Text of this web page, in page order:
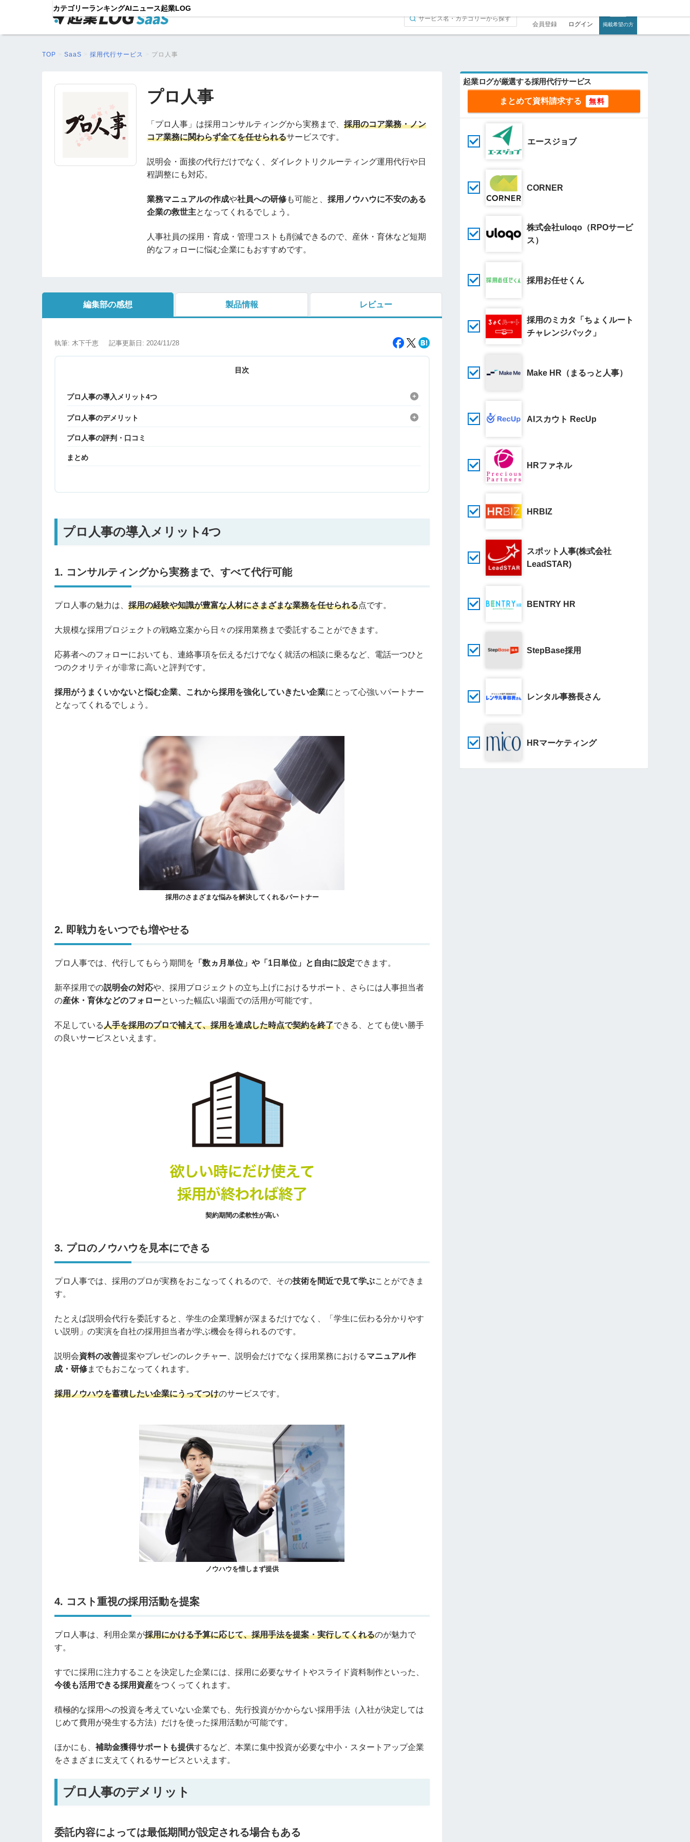
カテゴリーランキングAIニュース起業LOG
会員登録 ログイン 掲載希望の方
TOP SaaS 採用代行サービス プロ人事
プロ人事
「プロ人事」は採用コンサルティングから実務まで、 採用のコア業務・ノン
コア業務に関わらず全てを任せられるサービスです。
説明会・面接の代行だけでなく、ダイレクトリクルーティング運用代行や日
程調整にも対応。
業務マニュアルの作成や社員への研修も可能と、 採用ノウハウに不安のある
企業の救世主となってくれるでしょう。
人事社員の採用・育成・管理コストも削減できるので、産休・育休など短期
的なフォローに悩む企業にもおすすめです。
編集部の感想 製品情報 レビュー
執筆: 木下千恵 記事更新日: 2024/11/28
目次
プロ人事の導入メリット4つ
プロ人事のデメリット
プロ人事の評判・口コミ
まとめ
プロ人事の導入メリット4つ
1. コンサルティングから実務まで、すべて代行可能
プロ人事の魅力は、 採用の経験や知識が豊富な人材にさまざまな業務を任せられる点です。
大規模な採用プロジェクトの戦略立案から日々の採用業務まで委託することができます。
応募者へのフォローにおいても、連絡事項を伝えるだけでなく就活の相談に乗るなど、電話一つひと
つのクオリティが非常に高いと評判です。
採用がうまくいかないと悩む企業、これから採用を強化していきたい企業にとって心強いパートナー
となってくれるでしょう。
採用のさまざまな悩みを解決してくれるパートナー
2. 即戦力をいつでも増やせる
プロ人事では、代行してもらう期間を 「数ヵ月単位」や「1日単位」と自由に設定できます。
新卒採用での説明会の対応や、採用プロジェクトの立ち上げにおけるサポート、さらには人事担当者
の産休・育休などのフォローといった幅広い場面での活用が可能です。
不足している人手を採用のプロで補えて、採用を達成した時点で契約を終了できる、とても使い勝手
の良いサービスといえます。
契約期間の柔軟性が高い
3. プロのノウハウを見本にできる
プロ人事では、採用のプロが実務をおこなってくれるので、その技術を間近で見て学ぶことができま
す。
たとえば説明会代行を委託すると、学生の企業理解が深まるだけでなく、「学生に伝わる分かりやす
い説明」の実演を自社の採用担当者が学ぶ機会を得られるのです。
説明会資料の改善提案やプレゼンのレクチャー、説明会だけでなく採用業務におけるマニュアル作
成・研修までもおこなってくれます。
採用ノウハウを蓄積したい企業にうってつけのサービスです。
ノウハウを惜しまず提供
4. コスト重視の採用活動を提案
プロ人事は、利用企業が採用にかける予算に応じて、採用手法を提案・実行してくれるのが魅力で
す。
すでに採用に注力することを決定した企業には、採用に必要なサイトやスライド資料制作といった、
今後も活用できる採用資産をつくってくれます。
積極的な採用への投資を考えていない企業でも、先行投資がかからない採用手法（入社が決定しては
じめて費用が発生する方法）だけを使った採用活動が可能です。
ほかにも、 補助金獲得サポートも提供するなど、本業に集中投資が必要な中小・スタートアップ企業
をさまざまに支えてくれるサービスといえます。
プロ人事のデメリット
委託内容によっては最低期間が設定される場合もある
起業ログが厳選する採用代行サービス
まとめて資料請求する
エースジョブ
CORNER
株式会社uloqo（RPOサービ
ス）
採用お任せくん
採用のミカタ「ちょくルート
チャレンジパック」
Make HR（まるっと人事）
AIスカウト RecUp
HRファネル
HRBIZ
スポット人事(株式会社
LeadSTAR)
BENTRY HR
StepBase採用
レンタル事務長さん
HRマーケティング